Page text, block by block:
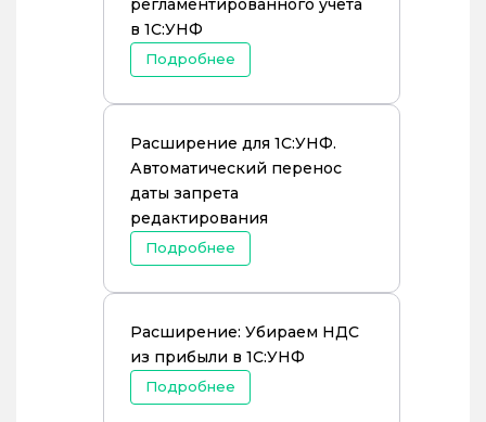
регламентированного учета
в 1С:УНФ
Подробнее
Расширение для 1С:УНФ.
Автоматический перенос
даты запрета
редактирования
Подробнее
Расширение: Убираем НДС
из прибыли в 1С:УНФ
Подробнее